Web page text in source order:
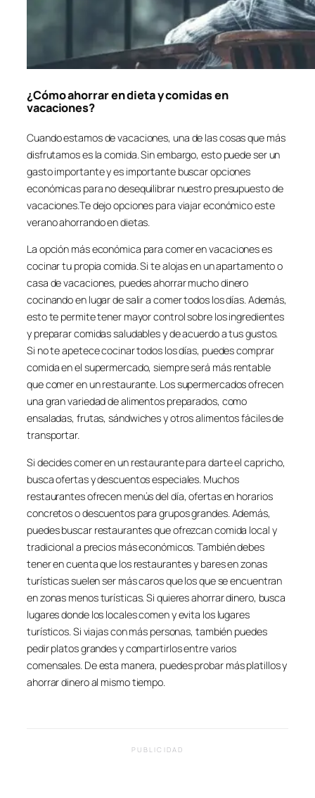
¿Cómo ahorrar en dieta y comidas en
vacaciones?
Cuando estamos de vacaciones, una de las cosas que más
disfrutamos es la comida. Sin embargo, esto puede ser un
gasto importante y es importante buscar opciones
económicas para no desequilibrar nuestro presupuesto de
vacaciones.Te dejo opciones para viajar económico este
verano ahorrando en dietas.
La opción más económica para comer en vacaciones es
cocinar tu propia comida. Si te alojas en un apartamento o
casa de vacaciones, puedes ahorrar mucho dinero
cocinando en lugar de salir a comer todos los días. Además,
esto te permite tener mayor control sobre los ingredientes
y preparar comidas saludables y de acuerdo a tus gustos.
Si no te apetece cocinar todos los días, puedes comprar
comida en el supermercado, siempre será más rentable
que comer en un restaurante. Los supermercados ofrecen
una gran variedad de alimentos preparados, como
ensaladas, frutas, sándwiches y otros alimentos fáciles de
transportar.
Si decides comer en un restaurante para darte el capricho,
busca ofertas y descuentos especiales. Muchos
restaurantes ofrecen menús del día, ofertas en horarios
concretos o descuentos para grupos grandes. Además,
puedes buscar restaurantes que ofrezcan comida local y
tradicional a precios más económicos. También debes
tener en cuenta que los restaurantes y bares en zonas
turísticas suelen ser más caros que los que se encuentran
en zonas menos turísticas. Si quieres ahorrar dinero, busca
lugares donde los locales comen y evita los lugares
turísticos. Si viajas con más personas, también puedes
pedir platos grandes y compartirlos entre varios
comensales. De esta manera, puedes probar más platillos y
ahorrar dinero al mismo tiempo.
PUBLICIDAD